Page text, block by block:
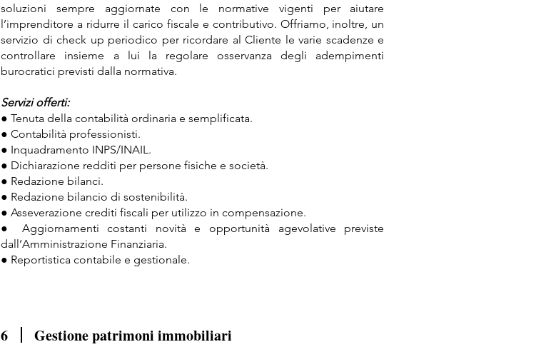
soluzioni sempre aggiornate con le normative vigenti per aiutare
l’imprenditore a ridurre il carico fiscale e contributivo. Offriamo, inoltre, un
servizio di check up periodico per ricordare al Cliente le varie scadenze e
controllare insieme a lui la regolare osservanza degli adempimenti
burocratici previsti dalla normativa.
Servizi offerti:
● Tenuta della contabilità ordinaria e semplificata.
● Contabilità professionisti.
● Inquadramento INPS/INAIL.
● Dichiarazione redditi per persone fisiche e società.
● Redazione bilanci.
● Redazione bilancio di sostenibilità.
● Asseverazione crediti fiscali per utilizzo in compensazione.
● Aggiornamenti costanti novità e opportunità agevolative previste
dall’Amministrazione Finanziaria.
● Reportistica contabile e gestionale.
6 Gestione patrimoni immobiliari